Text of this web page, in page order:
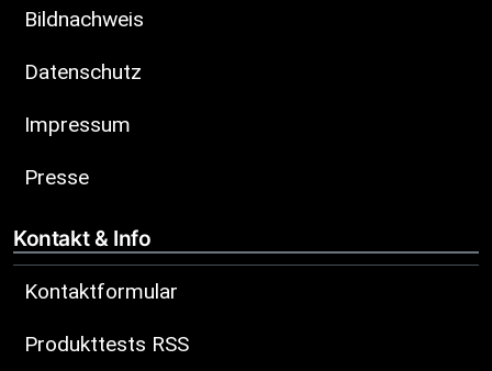
Bildnachweis
Datenschutz
Impressum
Presse
Kontakt & Info
Kontaktformular
Produkttests RSS